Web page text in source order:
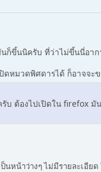
ก็ขึ้นนิครับ ที่ว่าไม่ขึ้นนี่อาก
หมวดพิศดารได้ ก็อาจจะ
บ ต้องไปเปิดใน firefox มั
นหน้าว่างๆ ไม่มีรายละเอีย